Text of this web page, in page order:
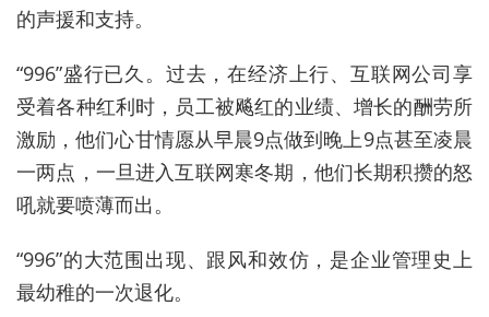
的声援和支持。
“996”盛行已久。过去，在经济上行、互联网公司享
受着各种红利时，员工被飚红的业绩、增长的酬劳所
激励，他们心甘情愿从早晨9点做到晚上9点甚至凌晨
一两点，一旦进入互联网寒冬期，他们长期积攒的怒
吼就要喷薄而出。
“996”的大范围出现、跟风和效仿，是企业管理史上
最幼稚的一次退化。